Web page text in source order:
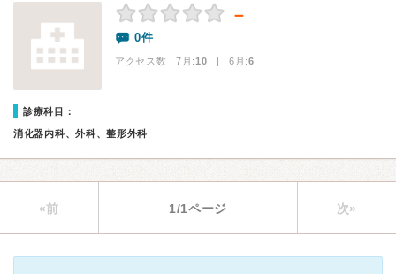
－
0件
アクセス数 7月:10 | 6月:6
診療科目：
消化器内科、外科、整形外科
«前 1/1ページ 次»